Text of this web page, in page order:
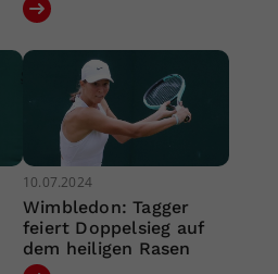
10.07.2024
Wimbledon: Tagger
feiert Doppelsieg auf
dem heiligen Rasen